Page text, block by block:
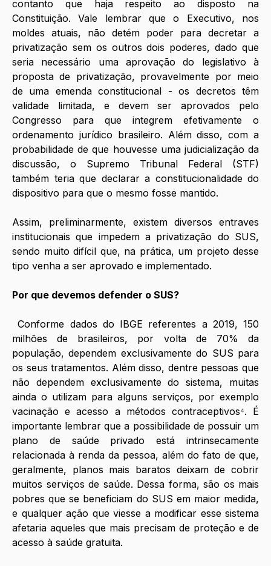
contanto que haja respeito ao disposto na
Constituição. Vale lembrar que o Executivo, nos
moldes atuais, não detém poder para decretar a
privatização sem os outros dois poderes, dado que
seria necessário uma aprovação do legislativo à
proposta de privatização, provavelmente por meio
de uma emenda constitucional - os decretos têm
validade limitada, e devem ser aprovados pelo
Congresso para que integrem efetivamente o
ordenamento jurídico brasileiro. Além disso, com a
probabilidade de que houvesse uma judicialização da
discussão, o Supremo Tribunal Federal (STF)
também teria que declarar a constitucionalidade do
dispositivo para que o mesmo fosse mantido.
Assim, preliminarmente, existem diversos entraves
institucionais que impedem a privatização do SUS,
sendo muito difícil que, na prática, um projeto desse
tipo venha a ser aprovado e implementado.
Por que devemos defender o SUS?
Conforme dados do IBGE referentes a 2019, 150
milhões de brasileiros, por volta de 70% da
população, dependem exclusivamente do SUS para
os seus tratamentos. Além disso, dentre pessoas que
não dependem exclusivamente do sistema, muitas
ainda o utilizam para alguns serviços, por exemplo
vacinação e acesso a métodos contraceptivos⁴. É
importante lembrar que a possibilidade de possuir um
plano de saúde privado está intrinsecamente
relacionada à renda da pessoa, além do fato de que,
geralmente, planos mais baratos deixam de cobrir
muitos serviços de saúde. Dessa forma, são os mais
pobres que se beneficiam do SUS em maior medida,
e qualquer ação que viesse a modificar esse sistema
afetaria aqueles que mais precisam de proteção e de
acesso à saúde gratuita.